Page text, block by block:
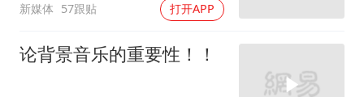
新媒体 57跟贴 打开APP
论背景音乐的重要性！！